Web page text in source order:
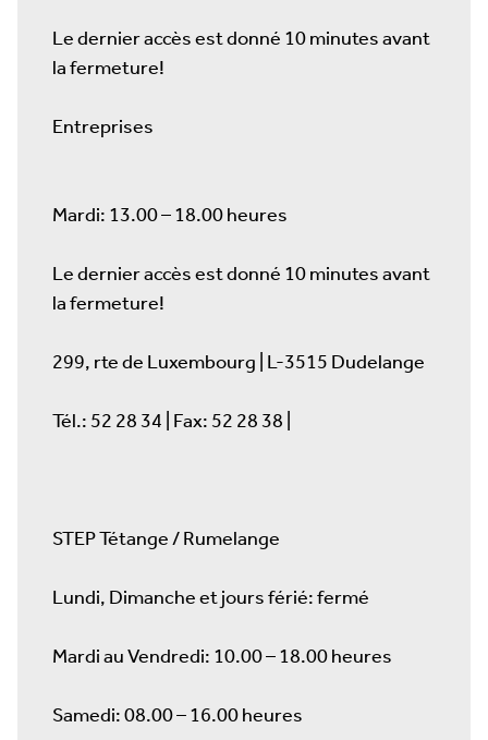
Le dernier accès est donné 10 minutes avant
la fermeture!
Entreprises
Mardi: 13.00 – 18.00 heures
Le dernier accès est donné 10 minutes avant
la fermeture!
299, rte de Luxembourg | L-3515 Dudelange
Tél.: 52 28 34 | Fax: 52 28 38 |
STEP Tétange / Rumelange
Lundi, Dimanche et jours férié: fermé
Mardi au Vendredi: 10.00 – 18.00 heures
Samedi: 08.00 – 16.00 heures